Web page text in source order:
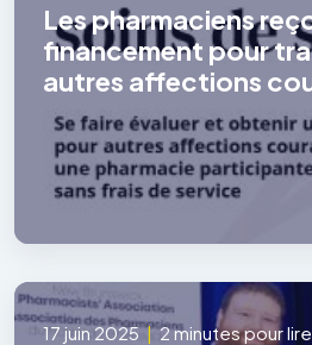
Les pharmaciens
financement pour
autres affections
17 juin 2025|2 minutes pour